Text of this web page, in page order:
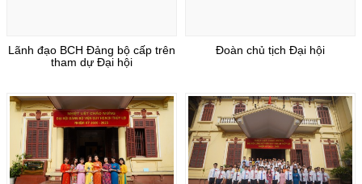
Lãnh đạo BCH Đảng bộ cấp trên
tham dự Đại hội
Đoàn chủ tịch Đại hội